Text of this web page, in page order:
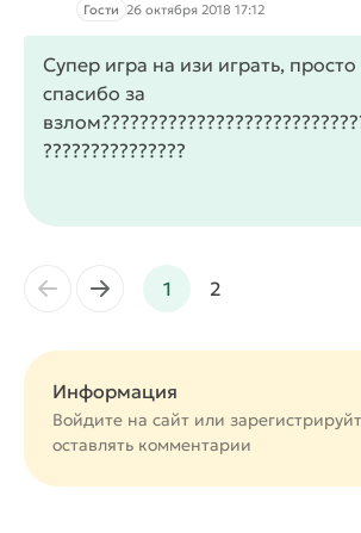
Гости 26 октября 2018 17:12
Супер игра на изи играть,
спасибо за
???????????????
← → 1 2
Информация
Войдите на сайт или
оставлять комментарии